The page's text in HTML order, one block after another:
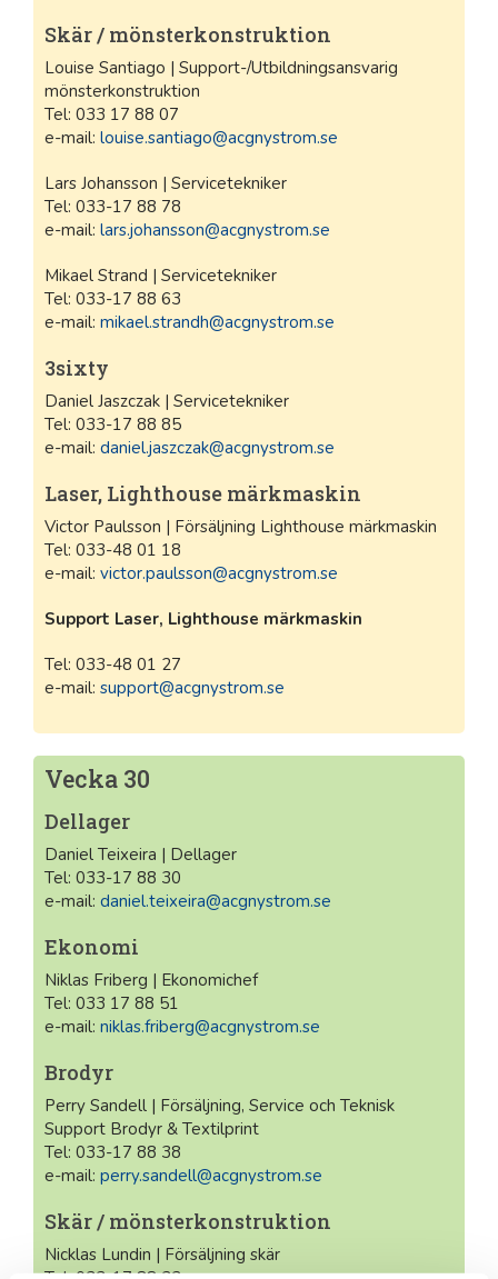
Skär / mönsterkonstruktion
Louise Santiago | Support-/Utbildningsansvarig
mönsterkonstruktion
Tel: 033 17 88 07
e-mail: louise.santiago@acgnystrom.se
Lars Johansson | Servicetekniker
Tel: 033-17 88 78
e-mail: lars.johansson@acgnystrom.se
Mikael Strand | Servicetekniker
Tel: 033-17 88 63
e-mail: mikael.strandh@acgnystrom.se
3sixty
Daniel Jaszczak | Servicetekniker
Tel: 033-17 88 85
e-mail: daniel.jaszczak@acgnystrom.se
Laser, Lighthouse märkmaskin
Victor Paulsson | Försäljning Lighthouse märkmaskin
Tel: 033-48 01 18
e-mail: victor.paulsson@acgnystrom.se
Support Laser, Lighthouse märkmaskin
Tel: 033-48 01 27
e-mail: support@acgnystrom.se
Vecka 30
Dellager
Daniel Teixeira | Dellager
Tel: 033-17 88 30
e-mail: daniel.teixeira@acgnystrom.se
Ekonomi
Niklas Friberg | Ekonomichef
Tel: 033 17 88 51
e-mail: niklas.friberg@acgnystrom.se
Brodyr
Perry Sandell | Försäljning, Service och Teknisk
Support Brodyr & Textilprint
Tel: 033-17 88 38
e-mail: perry.sandell@acgnystrom.se
Skär / mönsterkonstruktion
Nicklas Lundin | Försäljning skär